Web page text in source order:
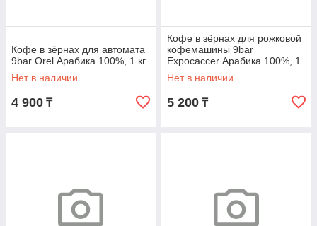
Кофе в зёрнах для автомата
9bar Orel Арабика 100%, 1 кг
Нет в наличии
4 900 ₸
Кофе в зёрнах для рожковой
кофемашины 9bar
Expocaccer Арабика 100%, 1
кг
Нет в наличии
5 200 ₸